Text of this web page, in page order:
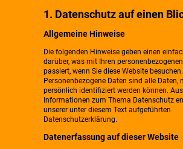
1. Datenschutz auf einen
Allgemeine Hinweise
Die folgenden Hinweise geben einen
darüber, was mit Ihren
passiert, wenn Sie diese Website besuchen.
Personenbezogene Daten sind alle Daten,
persönlich identifiziert werden können.
Informationen zum Thema Datenschutz
unserer unter diesem Text aufgeführten
Datenschutzerklärung.
Datenerfassung auf dieser Website